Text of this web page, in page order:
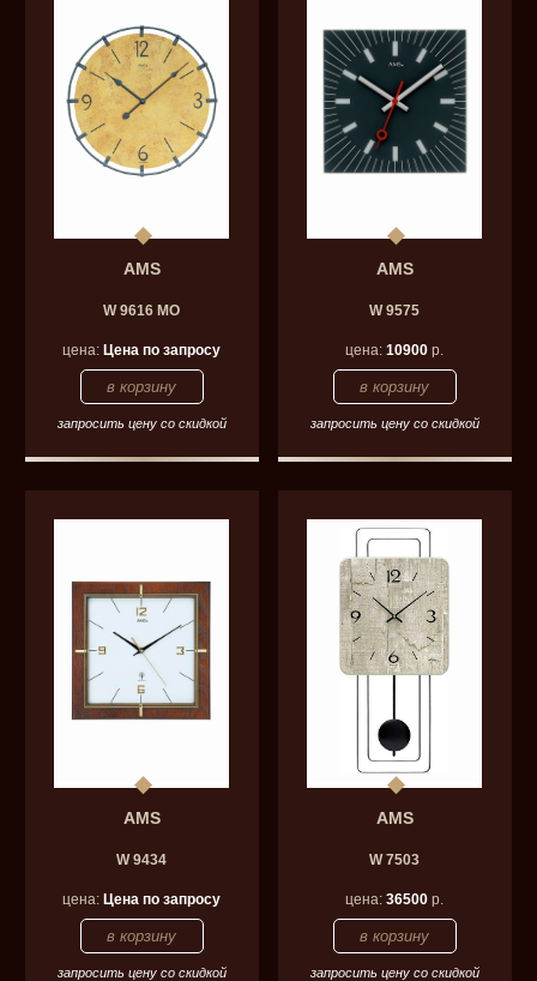
AMS
W 9616 MO
цена:Цена по запросу
запросить цену со скидкой
AMS
W 9575
цена:10900 р.
запросить цену со скидкой
AMS
W 9434
цена:Цена по запросу
запросить цену со скидкой
AMS
W 7503
цена:36500 р.
запросить цену со скидкой